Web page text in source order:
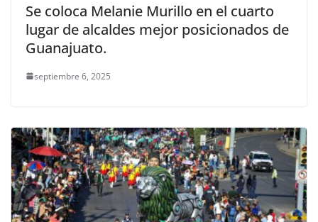
Se coloca Melanie Murillo en el cuarto
lugar de alcaldes mejor posicionados de
Guanajuato.
septiembre 6, 2025